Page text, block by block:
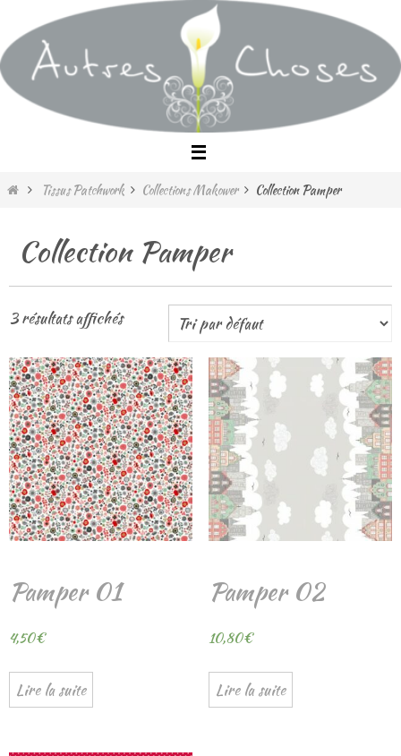
vers
le
contenu
HomeTissus Patchwork Collections Makower Collection Pamper
Collection Pamper
3 résultats affichés
Pamper 01
4,50€
Lire la suite
Pamper 02
10,80€
Lire la suite